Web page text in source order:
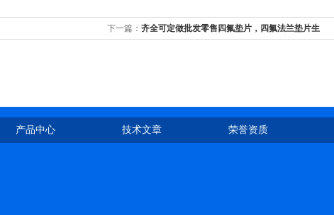
下一篇： 齐全可定做批发零售四氟垫片，四氟法兰垫片生
产品中心 技术文章 荣誉资质